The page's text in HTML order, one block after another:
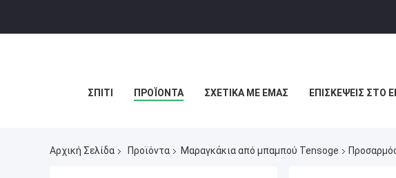
ΣΠΊΤΙ ΠΡΟΪΌΝΤΑ ΣΧΕΤΙΚΆ ΜΕ ΕΜΆΣ ΕΠΙΣΚΈΨΕΙΣ ΣΤΟ
Αρχική Σελίδα Προϊόντα Μαραγκάκια από μπαμπού Tensoge